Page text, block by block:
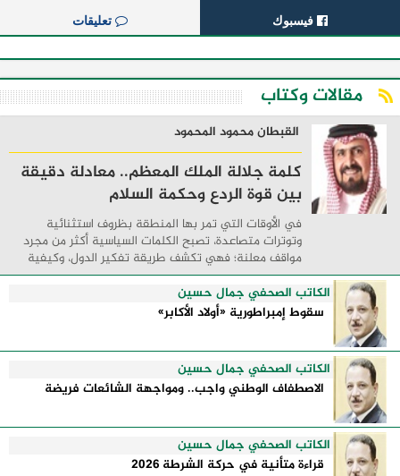
فيسبوك تعليقات
مقالات وكتاب
القبطان محمود المحمود
كلمة جلالة الملك المعظم.. معادلة دقيقة
بين قوة الردع وحكمة السلام
في الأوقات التي تمر بها المنطقة بظروف استثنائية
وتوترات متصاعدة، تصبح الكلمات السياسية أكثر من مجرد
مواقف معلنة؛ فهي تكشف طريقة تفكير الدول، وكيفية
إدارتها للأزمات، والحدود التي تفصل بين القوة ...
الكاتب الصحفي جمال حسين
سقوط إمبراطورية «أولاد الأكابر»
الكاتب الصحفي جمال حسين
الاصطفاف الوطني واجب.. ومواجهة الشائعات فريضة
الكاتب الصحفي جمال حسين
قراءة متأنية في حركة الشرطة 2026